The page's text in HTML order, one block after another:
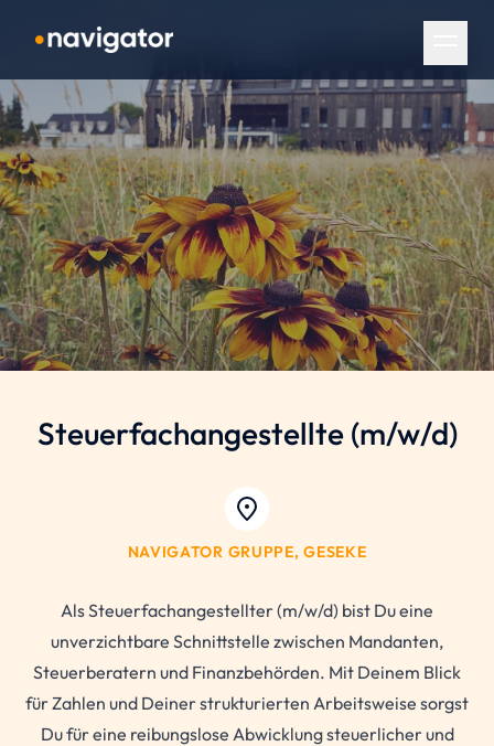
Navigation überspringen
Steuerfachangestellte(m/w/d)
NAVIGATOR GRUPPE, GESEKE
Als Steuerfachangestellter (m/w/d) bist Du eine
unverzichtbare Schnittstelle zwischen Mandanten,
Steuerberatern und Finanzbehörden. Mit Deinem Blick
für Zahlen und Deiner strukturierten Arbeitsweise sorgst
Du für eine reibungslose Abwicklung steuerlicher und